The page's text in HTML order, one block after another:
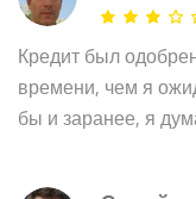
Кредит был
времени, чем я
бы и заранее, я